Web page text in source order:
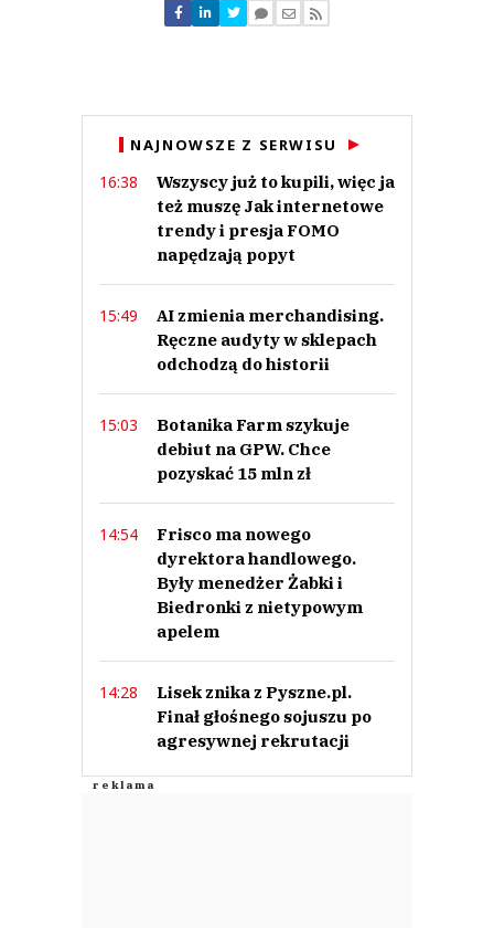
Nie znaleziono komentarzy
Zostaw swoje komentarze
NAJNOWSZE Z SERWISU
16:38
Wszyscy już to kupili, więc ja
też muszę Jak internetowe
trendy i presja FOMO
napędzają popyt
15:49
AI zmienia merchandising.
Ręczne audyty w sklepach
odchodzą do historii
15:03
Botanika Farm szykuje
debiut na GPW. Chce
pozyskać 15 mln zł
14:54
Frisco ma nowego
dyrektora handlowego.
Były menedżer Żabki i
Biedronki z nietypowym
apelem
14:28
Lisek znika z Pyszne.pl.
Finał głośnego sojuszu po
agresywnej rekrutacji